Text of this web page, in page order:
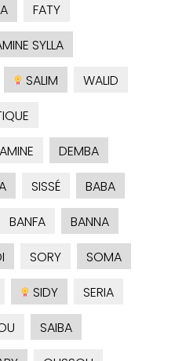
FATY
SYLLA
SALIM
WALID
DEMBA
SISSÉ
BABA
BANFA
BANNA
SORY
SOMA
SIDY
SERIA
SAIBA